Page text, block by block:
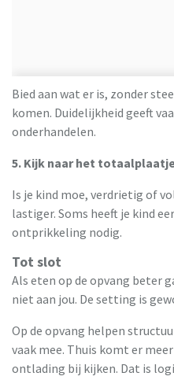
Bied aan wat er is, zonder
komen. Duidelijkheid geeft
onderhandelen.
5. Kijk naar het
Is je kind moe, verdrietig of
lastiger. Soms heeft je kind
ontprikkeling nodig.
Tot slot
Als eten op de opvang beter
niet aan jou. De setting is
Op de opvang helpen
vaak mee. Thuis komt er
ontlading bij kijken. Dat is